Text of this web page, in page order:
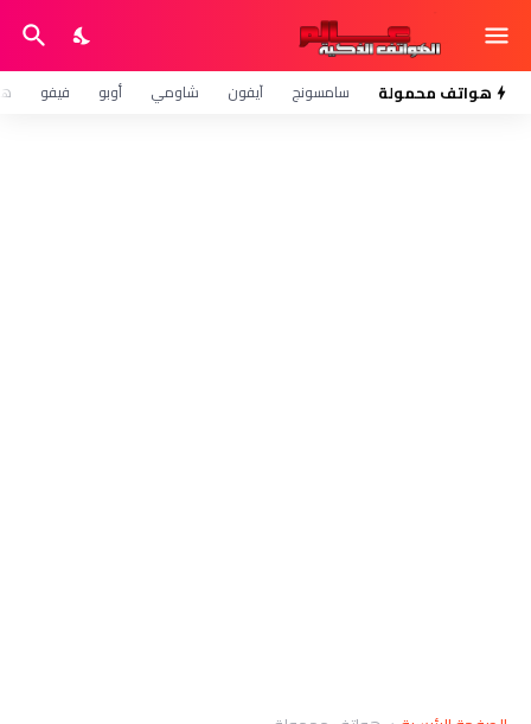
هواتف محمولة سامسونج آيفون شاومي أوبو فيفو